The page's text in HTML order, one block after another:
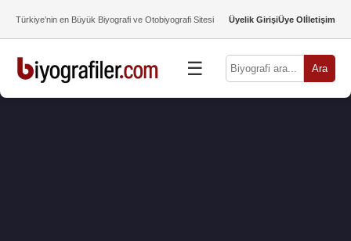
Türkiye’nin en Büyük Biyografi ve Otobiyografi Sitesi Üyelik GirişiÜye Olİletişim
☰ Ara